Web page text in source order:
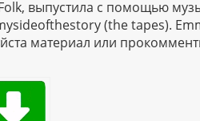
выпустила с помощью
(the tapes).
материал или